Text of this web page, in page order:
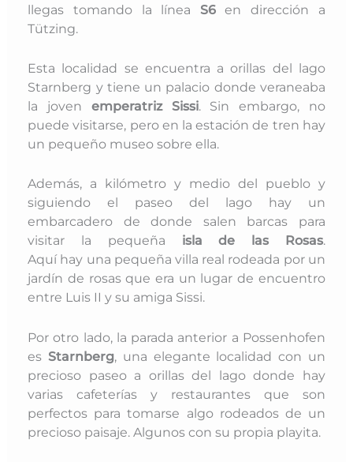
llegas tomando la línea S6en dirección a
Tützing.
Esta localidad se encuentra a orillas del lago
Starnberg y tiene un palacio donde veraneaba
la joven emperatriz Sissi. Sin embargo, no
puede visitarse, pero en la estación de tren hay
un pequeño museo sobre ella.
Además, a kilómetro y medio del pueblo y
siguiendo el paseo del lago hay un
embarcadero de donde salen barcas para
visitar la pequeña isla de las Rosas.
Aquí hay una pequeña villa real rodeada por un
jardín de rosas que era un lugar de encuentro
entre Luis II y su amiga Sissi.
Por otro lado, la parada anterior a Possenhofen
esStarnberg, una elegante localidad con un
precioso paseo a orillas del lago donde hay
varias cafeterías y restaurantes que son
perfectos para tomarse algo rodeados de un
precioso paisaje. Algunos con su propia playita.